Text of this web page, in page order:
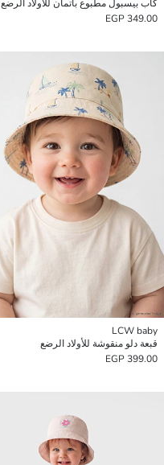
كاب بيسبول مطبوع باتمان للأولاد الرضع
349.00 EGP
LCW baby
قبعة دلو منقوشة للأولاد الرضع
399.00 EGP